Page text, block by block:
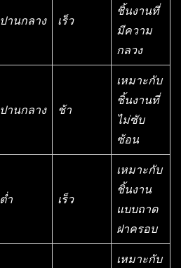
ปานกลาง เร็ว
ชิ้นงานที่
มีความ
กลวง
ปานกลาง ช้า
เหมาะกับ
ชิ้นงานที่
ไม่ซับ
ซ้อน
ต่ำ เร็ว
เหมาะกับ
ชิ้นงาน
แบบถาด
ฝาครอบ
เหมาะกับ